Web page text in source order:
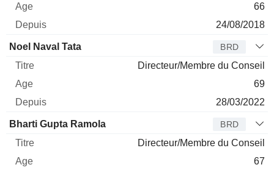
66
24/08/2018
Noel Naval Tata BRD
Directeur/Membre du Conseil
69
28/03/2022
Bharti Gupta Ramola BRD
Directeur/Membre du Conseil
67